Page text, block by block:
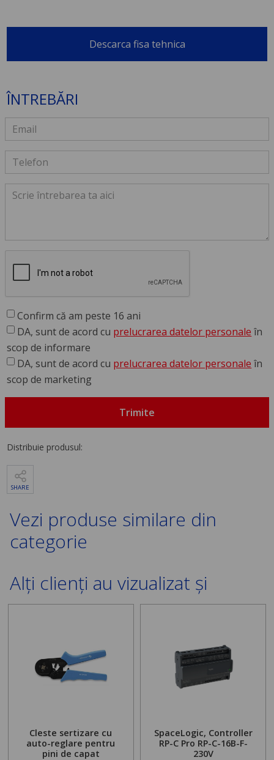
Descarca fisa tehnica
ÎNTREBĂRI
Confirm că am peste 16 ani
DA, sunt de acord cu prelucrarea datelor personale în
scop de informare
DA, sunt de acord cu prelucrarea datelor personale în
scop de marketing
Trimite
Distribuie produsul:
SHARE
Vezi produse similare din
categorie
Alți clienți au vizualizat și
Cleste sertizare cu
auto-reglare pentru
pini de capat
SpaceLogic, Controller
RP-C Pro RP-C-16B-F-
230V